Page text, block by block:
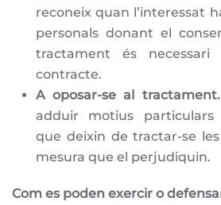
reconeix quan l’interessat
personals donant el
tractament és
contracte.
A oposar-se al tractament.
adduir motius particulars
que deixin de tractar-se
mesura que el perjudiquin.
Com es poden exercir o